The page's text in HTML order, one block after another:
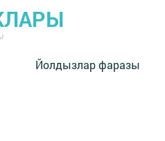
Йолдызлар фаразы